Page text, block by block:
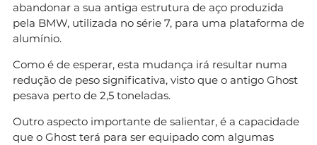
abandonar a sua antiga estrutura de aço produzida
pela BMW, utilizada no série 7, para uma plataforma de
alumínio.
Como é de esperar, esta mudança irá resultar numa
redução de peso significativa, visto que o antigo Ghost
pesava perto de 2,5 toneladas.
Outro aspecto importante de salientar, é a capacidade
que o Ghost terá para ser equipado com algumas